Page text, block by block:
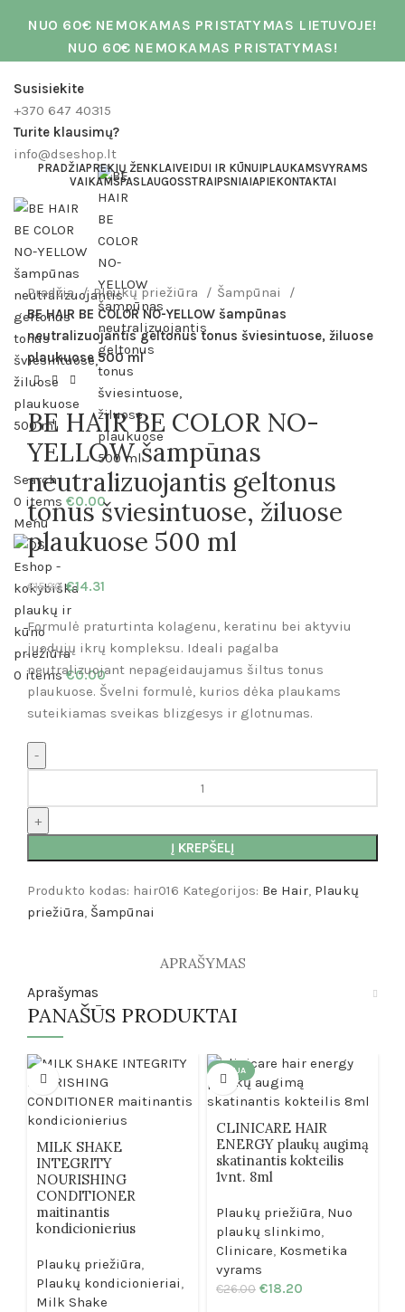
NUO 60€ NEMOKAMAS PRISTATYMAS LIETUVOJE!
NUO 60€ NEMOKAMAS PRISTATYMAS!
Susisiekite
+370 647 40315
Turite klausimų?
info@dseshop.lt
Search
0 items €0.00
Menu
0 items €0.00
PRADŽIAPREKIŲ ŽENKLAIVEIDUI IR KŪNUIPLAUKAMSVYRAMS
VAIKAMSPASLAUGOSSTRAIPSNIAIAPIEKONTAKTAI
Click to enlarge
Pradžia
Plaukų priežiūra
Šampūnai
BE HAIR BE COLOR NO-YELLOW šampūnas
neutralizuojantis geltonus tonus šviesintuose, žiluose
plaukuose 500 ml
BE HAIR BE COLOR NO-
YELLOW šampūnas
neutralizuojantis geltonus
tonus šviesintuose, žiluose
plaukuose 500 ml
€15.90 €14.31
Formulė praturtinta kolagenu, keratinu bei aktyviu
juodųjų ikrų kompleksu. Ideali pagalba
neutralizuojant nepageidaujamus šiltus tonus
plaukuose. Švelni formulė, kurios dėka plaukams
suteikiamas sveikas blizgesys ir glotnumas.
Į KREPŠELĮ
Produkto kodas: hair016 Kategorijos: Be Hair, Plaukų
priežiūra, Šampūnai
APRAŠYMAS
Aprašymas
PANAŠŪS PRODUKTAI
MILK SHAKE
INTEGRITY
NOURISHING
CONDITIONER
maitinantis
kondicionierius
Plaukų priežiūra,
Plaukų kondicionieriai,
Milk Shake
AKCIJA
CLINICARE HAIR
ENERGY plaukų augimą
skatinantis kokteilis
1vnt. 8ml
Plaukų priežiūra, Nuo
plaukų slinkimo,
Clinicare, Kosmetika
vyrams
€26.00 €18.20